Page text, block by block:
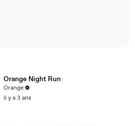
Orange Night Run
Orange
il y a 3 ans